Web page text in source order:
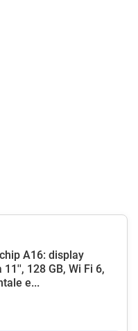
A16: display
128 GB, Wi Fi 6,
e...